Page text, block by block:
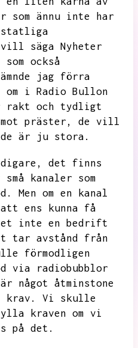
som ännu inte har
säga Nyheter
som också
jag förra
om i Radio Bullon
rakt och tydligt
präster,
de vill
de är ju stora.
det finns
kanaler som
Men om en kanal
ens kunna få
inte en bedrift
tar avstånd från
förmodligen
via radiobubblor
något åtminstone
krav.
Vi skulle
kraven om vi
på det.